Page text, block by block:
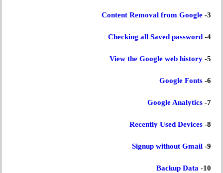
3-
Content Removal from Google
4-
Checking all Saved password
5-
View the Google web history
6-
Google Fonts
7-
Google Analytics
8-
Recently Used Devices
9-
Signup without Gmail
10-
Backup Data